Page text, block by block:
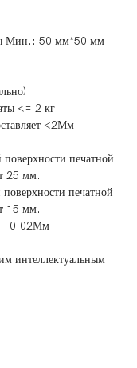
Мин.: 50 мм*50 мм
<= 2 кг
<2Мм
печатной
25 мм.
печатной
15 мм.
±0.02Мм
интеллектуальным